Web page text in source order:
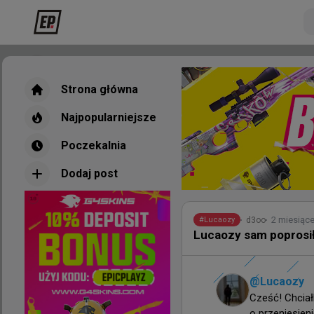
Dodaj post
Nowe
independent wojteq 3
Trener Fnatic jest
Beat
Strona główna
Najpopularniejsze
Poczekalnia
Dodaj post
#Lucaozy d3oo 2
Lucaozy sam
@Lucaozy
Cześć!